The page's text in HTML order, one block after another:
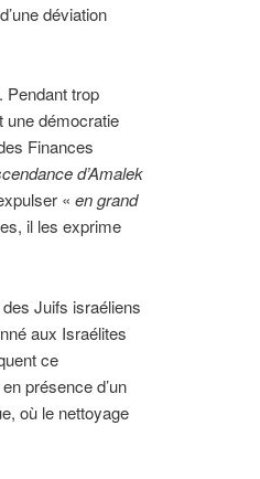
déviation
Pendant trop
une démocratie
Finances
d’Amalek
« en grand
il les exprime
Juifs israéliens
aux Israélites
ce
présence d’un
où le nettoyage